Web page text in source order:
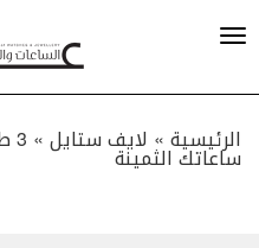
الرئيسية » لايف ستايل»
ساعاتك الثمينة